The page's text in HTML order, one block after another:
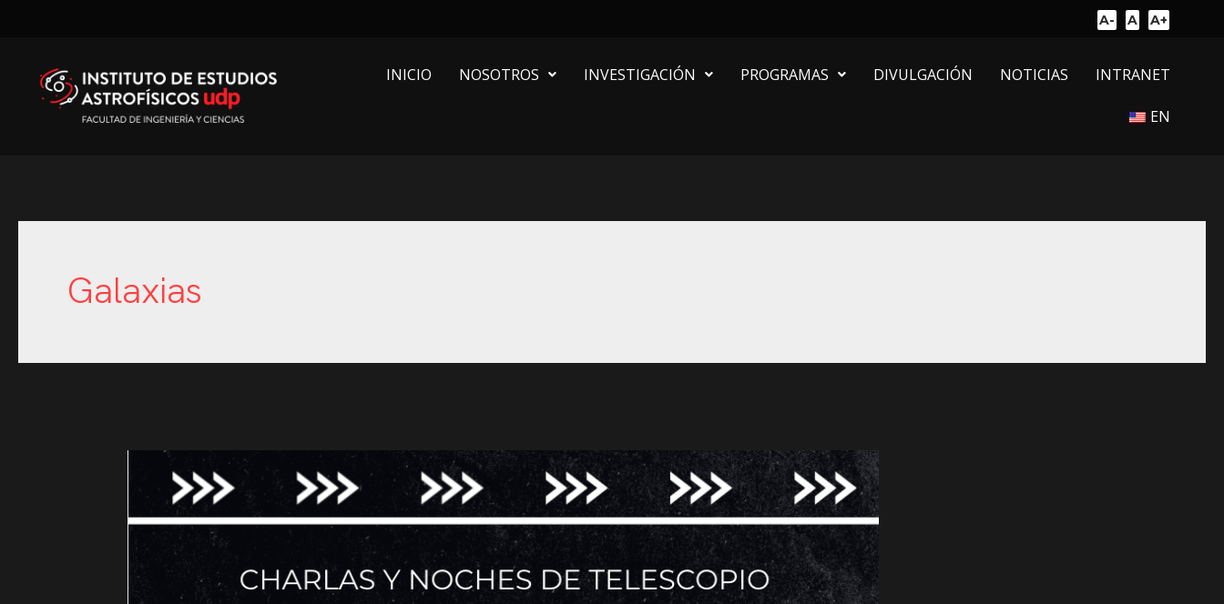
A- A A+
INICIO NOSOTROS INVESTIGACIÓN PROGRAMAS DIVULGACIÓN NOTICIAS INTRANET
EN
Galaxias